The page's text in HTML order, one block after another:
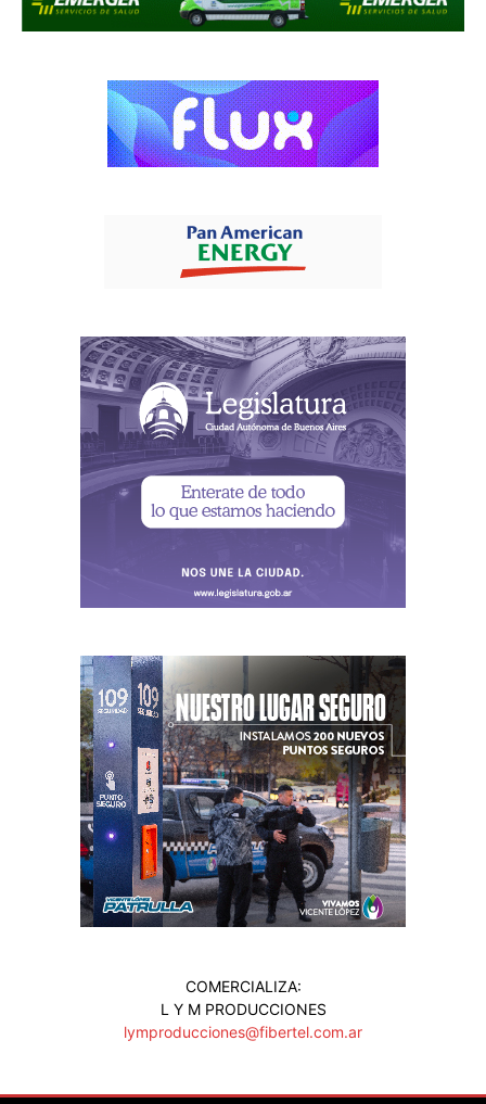
COMERCIALIZA:
L Y M PRODUCCIONES
lymproducciones@fibertel.com.ar